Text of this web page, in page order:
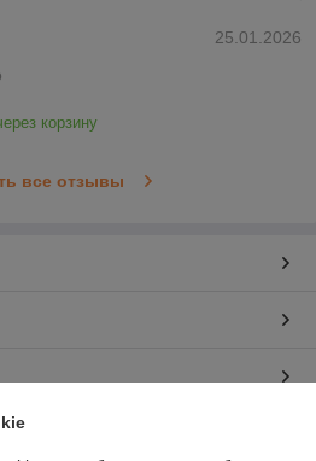
25.01.2026
корзину
все отзывы